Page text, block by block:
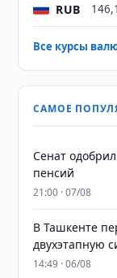
RUB
Все курсы
САМОЕ
Сенат
пенсий
21:00 · 07/08
В Ташкенте
двухэтапную
14:49 · 06/08